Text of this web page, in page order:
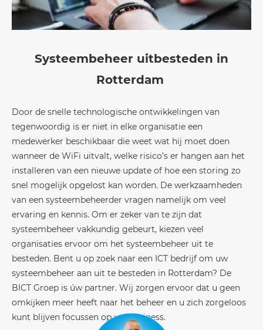
Systeembeheer uitbesteden in
Rotterdam
Door de snelle technologische ontwikkelingen van
tegenwoordig is er niet in elke organisatie een
medewerker beschikbaar die weet wat hij moet doen
wanneer de WiFi uitvalt, welke risico’s er hangen aan het
installeren van een nieuwe update of hoe een storing zo
snel mogelijk opgelost kan worden. De werkzaamheden
van een systeembeheerder vragen namelijk om veel
ervaring en kennis. Om er zeker van te zijn dat
systeembeheer vakkundig gebeurt, kiezen veel
organisaties ervoor om het systeembeheer uit te
besteden. Bent u op zoek naar een ICT bedrijf om uw
systeembeheer aan uit te besteden in Rotterdam? De
BICT Groep is úw partner. Wij zorgen ervoor dat u geen
omkijken meer heeft naar het beheer en u zich zorgeloos
kunt blijven focussen op uw business.